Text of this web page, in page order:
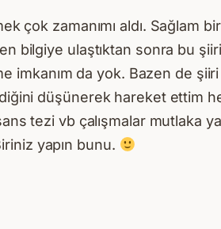
çok zamanımı aldı.
bilgiye ulaştıktan sonra bu
imkanım da yok. Bazen de
düşünerek hareket ettim
tezi vb çalışmalar mutlaka
yapın bunu.